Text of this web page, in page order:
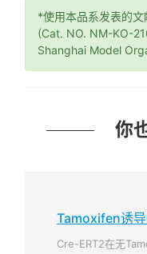
*使用本品系发表的
(Cat. NO. NM-KO-
Shanghai Model
你
Tamoxifen诱
Cre-ERT2在无